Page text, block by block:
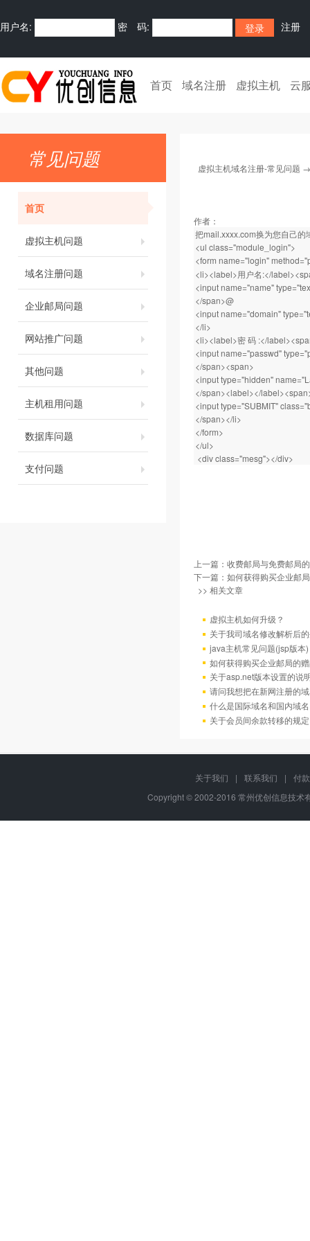
用户名: 密 码: 注册
首页 域名注册 虚拟主机 云
常见问题
首页
虚拟主机问题
域名注册问题
企业邮局问题
网站推广问题
其他问题
主机租用问题
数据库问题
支付问题
虚拟主机域名注册-常见问题
作者：
把mail.xxxx.com换为您自己的
<ul class="module_login">
<form name="login"
<li><label>用户名:</
<input name="name"
</span>@
<input name="domain"
</li>
<li><label>密 码 :</
<input name="passwd"
</span><span>
<input type="hidden"
</span><label></
<input type="SUBMIT"
</span></li>
</form>
</ul>
<div class="mesg"></div>
上一篇： 收费邮局与免费邮局
下一篇： 如何获得购买企业邮
>> 相关文章
虚拟主机如何升级？
关于我司域名修改解析后
java主机常见问题(jsp版本)
如何获得购买企业邮局的
关于asp.net版本设置的说
请问我想把在新网注册的
什么是国际域名和国内域
关于会员间余款转移的规定
关于我们 | 联系我们 |
付
Copyright © 2002-2016 常州优创信息技